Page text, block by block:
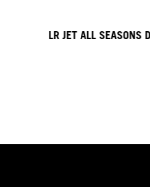
LR JET ALL SEASONS